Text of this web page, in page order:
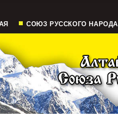
СОЮЗ РУССКОГО НАРОДА